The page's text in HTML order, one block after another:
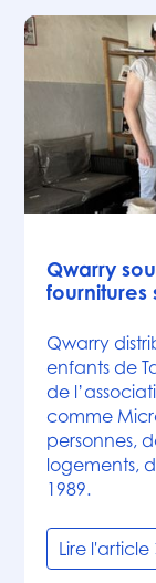
Qwarry
Qwarry
enfants de
de
comme
personnes,
logements,
1989.
Lire l'article